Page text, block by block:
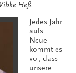
Heß
Jedes Jahr
aufs
Neue
kommt es
vor, dass
unsere